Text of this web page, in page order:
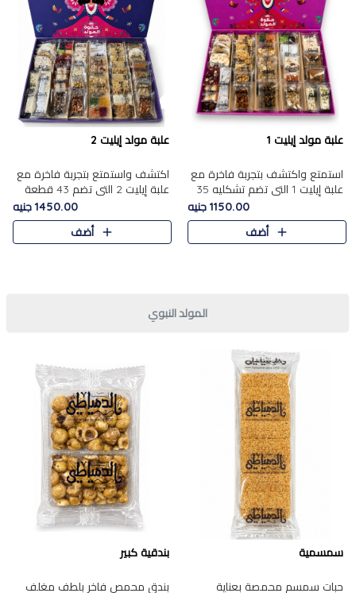
علبة مولد إيليت 1
استمتع واكتشف بتجربة فاخرة مع
علبة إيليت 1 التي تضم تشكليه 35
قطعة من أرقى حلويات المولد
المصري الأصيلة ,معروضة بشكل
جميل في علبة أنيقة ، في..
1150.00 جنيه
أضف
علبة مولد إيليت 2
اكتشف واستمتع بتجربة فاخرة مع
علبة إيليت 2 التي تضم 43 قطعة
تشكيلة من أرقى حلويات المولد
الشرقية المصرية الأصيلة ,معروضة
بشكل جميل في علبة أ..
1450.00 جنيه
أضف
المولد النبوي
سمسمية
حبات سمسم محمصة بعناية
بندقية كبير
بندق محمص فاخر بلطف مغلف